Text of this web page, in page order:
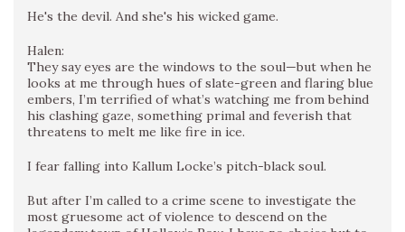
He's the devil. And she's his wicked game.
Halen:
They say eyes are the windows to the soul—but when he
looks at me through hues of slate-green and flaring blue
embers, I’m terrified of what’s watching me from behind
his clashing gaze, something primal and feverish that
threatens to melt me like fire in ice.
I fear falling into Kallum Locke’s pitch-black soul.
But after I’m called to a crime scene to investigate the
most gruesome act of violence to descend on the